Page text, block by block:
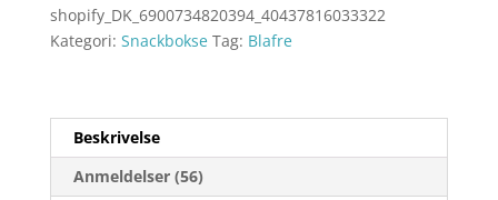
shopify_DK_6900734820394_40437816033322
Kategori: Snackbokse Tag: Blafre
Beskrivelse
Anmeldelser (56)